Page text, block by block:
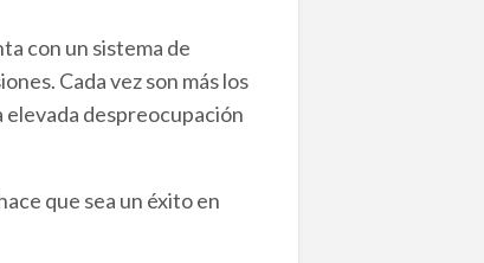
con un sistema de
Cada vez son más los
despreocupación
que sea un éxito en